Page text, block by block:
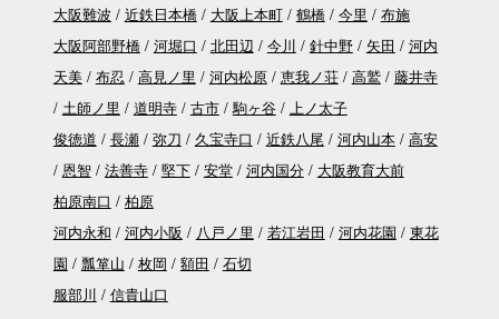
大阪難波 近鉄日本橋 大阪上本町 鶴橋 今里
布施
大阪阿部野橋
河堀口 北田辺 今川 針中野 矢田
河内
天美
布忍 高見ノ里 河内松原 恵我ノ荘 高鷲
藤井寺
土師ノ里
道明寺 古市 駒ヶ谷
上ノ太子
俊徳道
長瀬 弥刀 久宝寺口 近鉄八尾 河内山本
高安
恩智
法善寺 堅下 安堂 河内国分
大阪教育大前
柏原南口
柏原
河内永和
河内小阪 八戸ノ里 若江岩田 河内花園
東花
園
瓢箪山 枚岡 額田
石切
服部川
信貴山口